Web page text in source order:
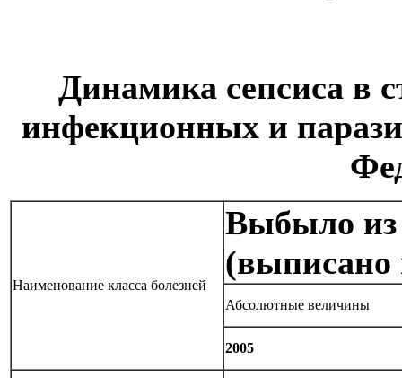
Динамика сепсиса в
инфекционных и
Наименование класса болезней
Выбыло из
(выписано
Абсолютные величины
2005